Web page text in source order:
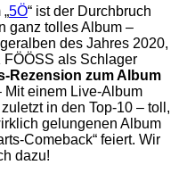
5Ö“ ist der Durchbruch
ganz tolles Album –
des Jahres 2020,
als Schlager
Rezension zum Album
Mit einem Live-Album
in den Top-10 – toll,
gelungenen Album
Comeback“ feiert. Wir
dazu!